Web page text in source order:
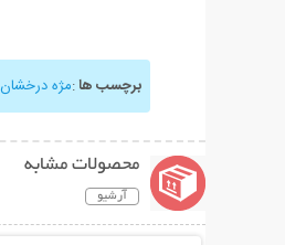
برچسب ها:مژه درخشان LED
محصولات مشابه
آرشیو